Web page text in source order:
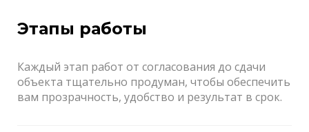
Этапы работы
Каждый этап работ от согласования до сдачи
объекта тщательно продуман, чтобы обеспечить
вам прозрачность, удобство и результат в срок.